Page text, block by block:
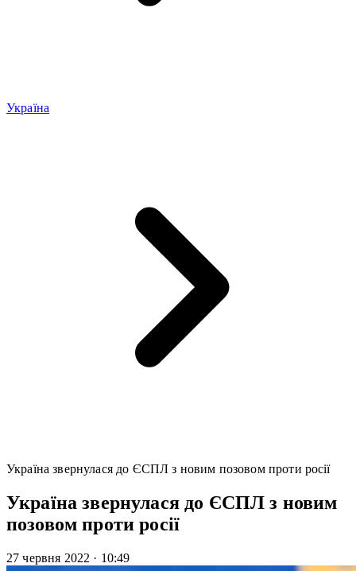
Україна
Україна звернулася до ЄСПЛ з новим позовом проти росії
Україна звернулася до ЄСПЛ з новим
позовом проти росії
27 червня 2022 · 10:49